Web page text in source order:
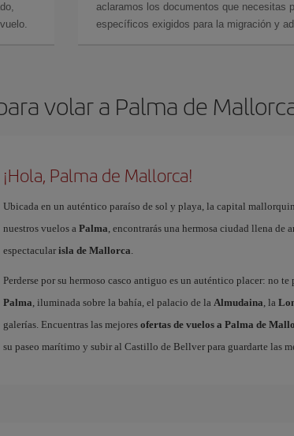
aclaramos los documentos que necesitas
específicos exigidos para la migración y
volar a Palma de
¡Hola, Palma de Mallorca!
Ubicada en un auténtico paraíso de sol y playa, la capital
nuestros vuelos a Palma, encontrarás una hermosa ciudad llena de
espectacular isla de Mallorca.
Perderse por su hermoso casco antiguo es un auténtico placer: no
Palma, iluminada sobre la bahía, el palacio de la Almudaina, la
galerías. Encuentras las mejores ofertas de vuelos a Palma de
su paseo marítimo y subir al Castillo de Bellver para guardarte las